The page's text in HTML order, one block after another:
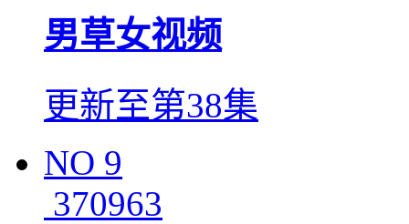
男草女视频
更新至第38集
NO 9
370963